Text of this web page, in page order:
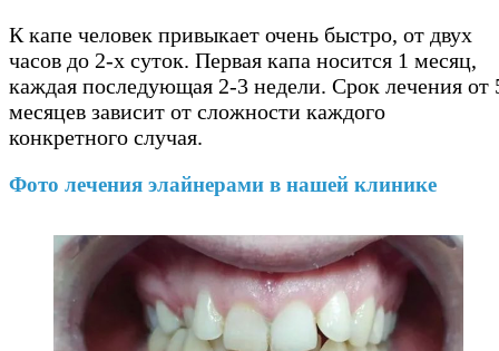
К капе человек привыкает очень быстро, от двух
часов до 2-х суток. Первая капа носится 1 месяц,
каждая последующая 2-3 недели. Срок лечения от
месяцев зависит от сложности каждого
конкретного случая.
Фото лечения элайнерами в нашей клинике